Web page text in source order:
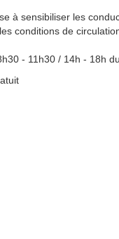
à sensibiliser les
conditions de
- 11h30 / 14h - 18h